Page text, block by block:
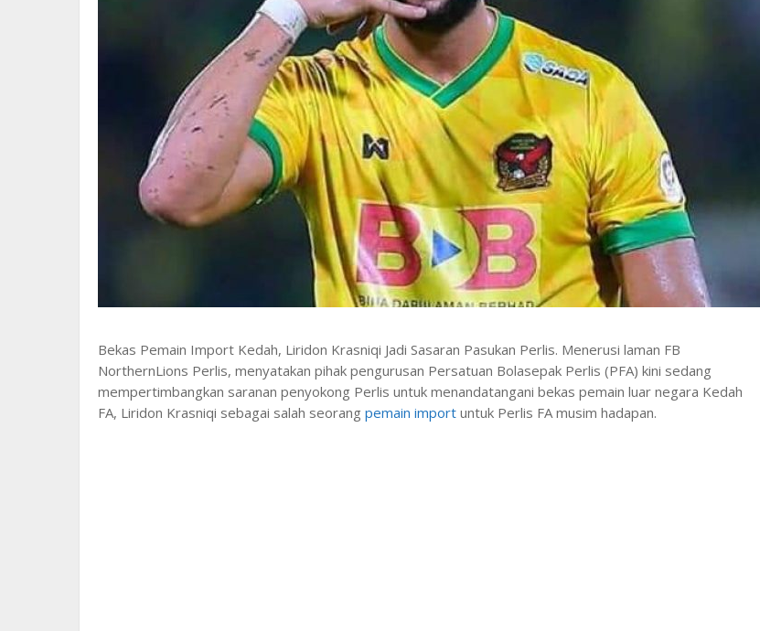
Bekas Pemain Import Kedah, Liridon Krasniqi Jadi Sasaran Pasukan Perlis. Menerusi laman FB
NorthernLions Perlis, menyatakan pihak pengurusan Persatuan Bolasepak Perlis (PFA) kini sedang
mempertimbangkan saranan penyokong Perlis untuk menandatangani bekas pemain luar negara Kedah
FA, Liridon Krasniqi sebagai salah seorang pemain import untuk Perlis FA musim hadapan.